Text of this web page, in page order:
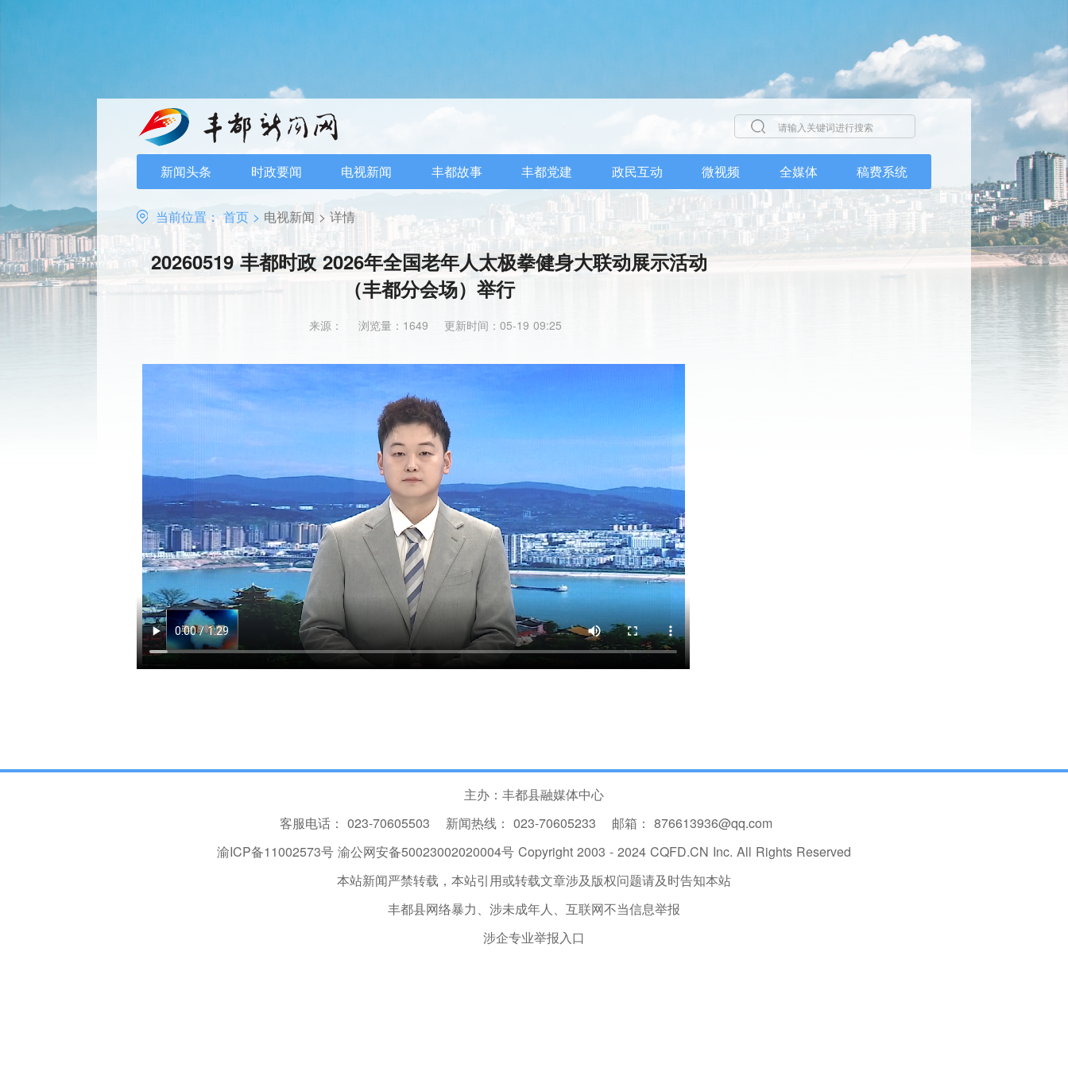
新闻头条 时政要闻 电视新闻 丰都故事 丰都党建 政民互动 微视频 全媒体 稿费系统
当前位置：首页 > 电视新闻 > 详情
20260519 丰都时政 2026年全国老年人太极拳健身大联动展示活动
（丰都分会场）举行
来源： 浏览量：1649 更新时间：05-19 09:25
主办：丰都县融媒体中心
客服电话： 023-70605503 新闻热线： 023-70605233 邮箱： 876613936@qq.com
渝ICP备11002573号 渝公网安备50023002020004号 Copyright 2003 - 2024 CQFD.CN Inc. All Rights Reserved
本站新闻严禁转载，本站引用或转载文章涉及版权问题请及时告知本站
丰都县网络暴力、涉未成年人、互联网不当信息举报
涉企专业举报入口